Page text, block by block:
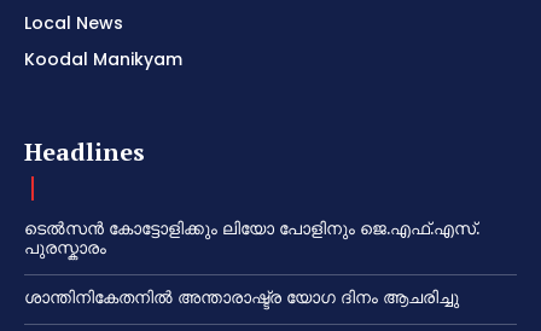
Local News
Koodal Manikyam
Headlines
ടെൽസൻ കോട്ടോളിക്കും ലിയോ പോളിനും ജെ.എഫ്.എസ്.
പുരസ്കാരം
ശാന്തിനികേതനിൽ അന്താരാഷ്ട്ര യോഗ ദിനം ആചരിച്ചു